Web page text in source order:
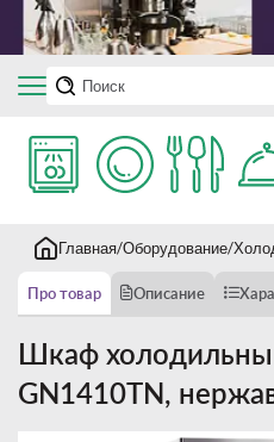
Главная Оборудование
Про товар Описание
Шкаф
GN1410TN,